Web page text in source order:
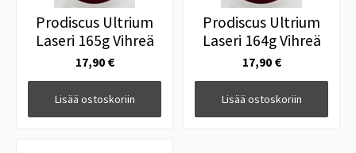
Prodiscus Ultrium
Laseri 165g Vihreä
17,90 €
Lisää ostoskoriin
Prodiscus Ultrium
Laseri 164g Vihreä
17,90 €
Lisää ostoskoriin